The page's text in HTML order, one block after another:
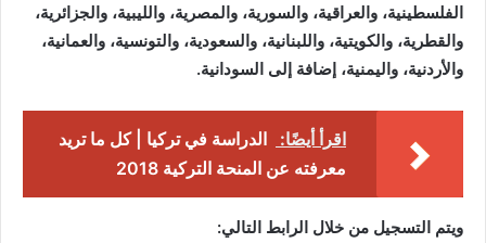
الفلسطينية، والعراقية، والسورية، والمصرية، والليبية، والجزائرية،
والقطرية، والكويتية، واللبنانية، والسعودية، والتونسية، والعمانية،
والأردنية، واليمنية، إضافة إلى السودانية.
اقرأ أيضًا:
الدراسة في تركيا | كل ما تريد
معرفته عن المنحة التركية 2018
ويتم التسجيل من خلال الرابط التالي: